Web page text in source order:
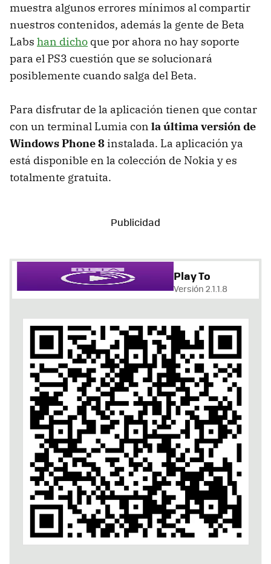
muestra algunos errores mínimos al compartir
nuestros contenidos, además la gente de Beta
Labs han dicho que por ahora no hay soporte
para el PS3 cuestión que se solucionará
posiblemente cuando salga del Beta.
Para disfrutar de la aplicación tienen que contar
con un terminal Lumia con la última versión de
Windows Phone 8 instalada. La aplicación ya
está disponible en la colección de Nokia y es
totalmente gratuita.
Play To
Versión 2.1.1.8